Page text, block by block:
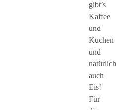
gibt’s
Kaffee
und
Kuchen
und
natürlich
auch
Eis!
Für